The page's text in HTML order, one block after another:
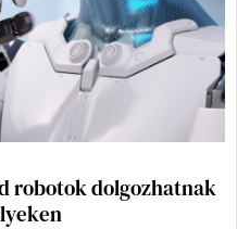
robotok dolgozhatnak